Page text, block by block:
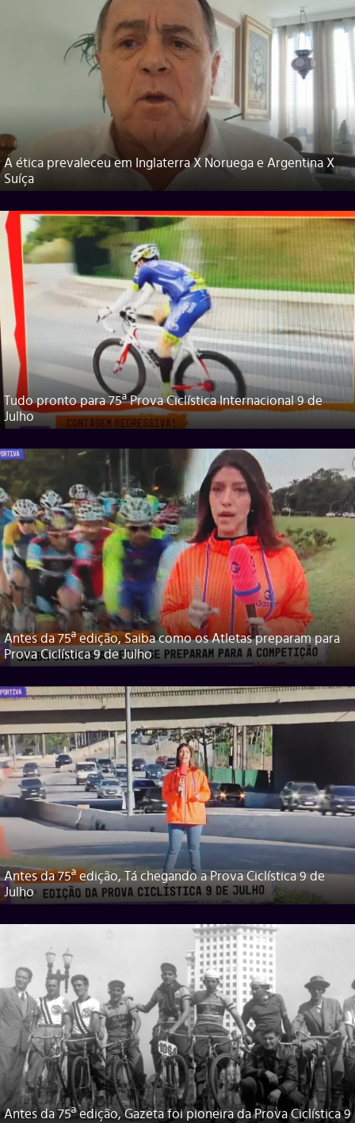
A ética prevaleceu em Inglaterra X Noruega e Argentina X
Suíça
Tudo pronto para 75ª Prova Ciclística Internacional 9 de
Julho
Antes da 75ª edição, Saiba como os Atletas preparam para
Prova Ciclística 9 de Julho
Antes da 75ª edição, Tá chegando a Prova Ciclística 9 de
Julho
Antes da 75ª edição, Gazeta foi pioneira da Prova Ciclística 9